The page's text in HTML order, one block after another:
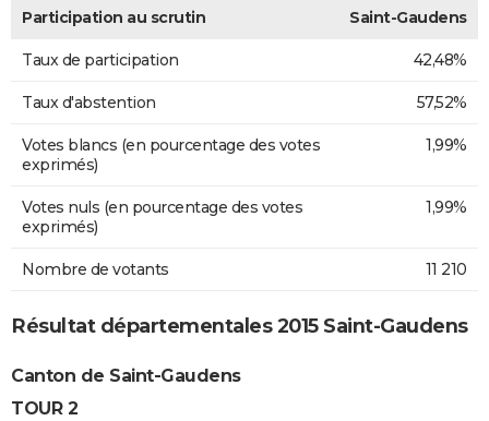
Participation au scrutin Saint-Gaudens
Taux de participation 42,48%
Taux d'abstention 57,52%
Votes blancs (en pourcentage des votes
exprimés)
1,99%
Votes nuls (en pourcentage des votes
exprimés)
1,99%
Nombre de votants 11 210
Résultat départementales 2015 Saint-Gaudens
Canton de Saint-Gaudens
TOUR 2